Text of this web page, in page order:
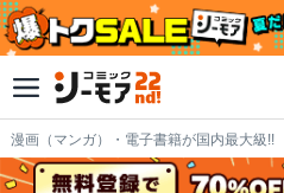
漫画（マンガ）・電子書籍が国内最大級!!